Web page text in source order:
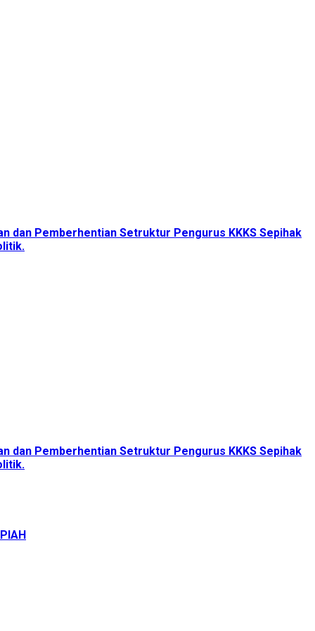
dan Pemberhentian Setruktur Pengurus KKKS Sepihak
dan Pemberhentian Setruktur Pengurus KKKS Sepihak